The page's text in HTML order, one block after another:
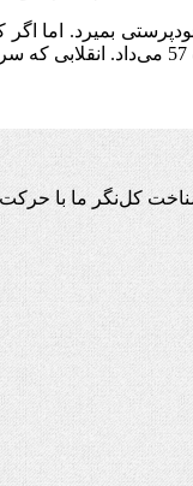
بمیرد. اما
کل‌نگر ما با